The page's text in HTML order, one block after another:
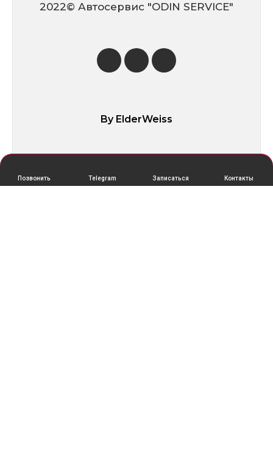
2022© Автосервис ″ODIN SERVICE″
By ElderWeiss
Позвонить Telegram Записаться Контакты